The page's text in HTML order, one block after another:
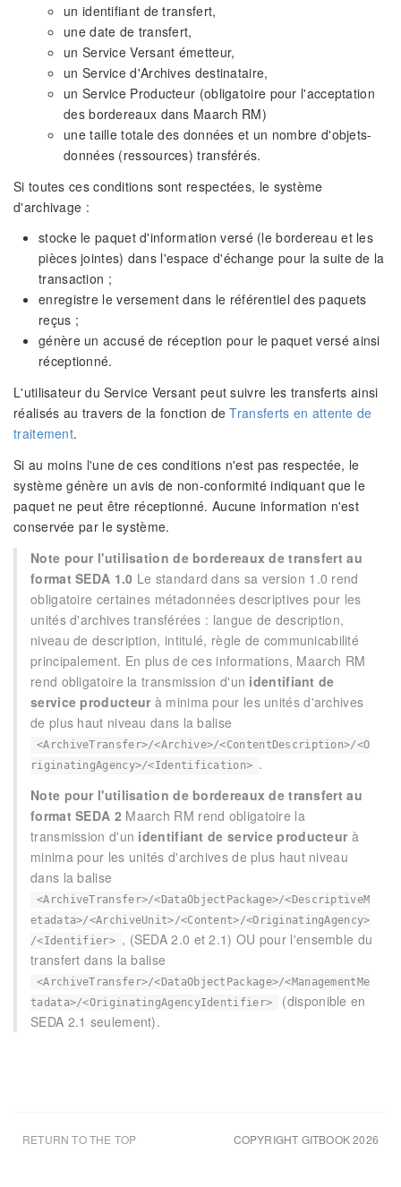
un identifiant de transfert,
une date de transfert,
un Service Versant émetteur,
un Service d'Archives destinataire,
un Service Producteur (obligatoire pour l'acceptation
des bordereaux dans Maarch RM)
une taille totale des données et un nombre d'objets-
données (ressources) transférés.
Si toutes ces conditions sont respectées, le système
d'archivage :
stocke le paquet d'information versé (le bordereau et les
pièces jointes) dans l'espace d'échange pour la suite de la
transaction ;
enregistre le versement dans le référentiel des paquets
reçus ;
génère un accusé de réception pour le paquet versé ainsi
réceptionné.
L'utilisateur du Service Versant peut suivre les transferts ainsi
réalisés au travers de la fonction deTransferts en attente de
traitement.
Si au moins l'une de ces conditions n'est pas respectée, le
système génère un avis de non-conformité indiquant que le
paquet ne peut être réceptionné. Aucune information n'est
conservée par le système.
Note pour l'utilisation de bordereaux de transfert au
format SEDA 1.0 Le standard dans sa version 1.0 rend
obligatoire certaines métadonnées descriptives pour les
unités d'archives transférées : langue de description,
niveau de description, intitulé, règle de communicabilité
principalement. En plus de ces informations, Maarch RM
rend obligatoire la transmission d'un identifiant de
service producteur à minima pour les unités d'archives
de plus haut niveau dans la balise
<ArchiveTransfer>/<Archive>/<ContentDescription>/<O
riginatingAgency>/<Identification> .
Note pour l'utilisation de bordereaux de transfert au
format SEDA 2 Maarch RM rend obligatoire la
transmission d'un identifiant de service producteur à
minima pour les unités d'archives de plus haut niveau
dans la balise
<ArchiveTransfer>/<DataObjectPackage>/<DescriptiveM
etadata>/<ArchiveUnit>/<Content>/<OriginatingAgency>
/<Identifier> , (SEDA 2.0 et 2.1) OU pour l'ensemble du
transfert dans la balise
<ArchiveTransfer>/<DataObjectPackage>/<ManagementMe
tadata>/<OriginatingAgencyIdentifier>
(disponible en
SEDA 2.1 seulement).
COPYRIGHT GITBOOK 2026
RETURN TO THE TOP